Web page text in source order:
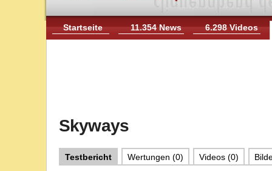
Startseite 11.354 News 6.298 Videos
Skyways
Testbericht Wertungen (0) Videos (0)